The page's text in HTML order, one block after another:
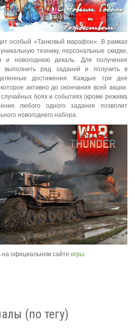
особый «Танковый марафон». В рамках
технику, персональные скидки,
и новогоднюю декаль. Для получения
выполнить ряд заданий и получить в
достижения. Каждые три дня
активно до окончания всей акции.
боях и событиях (кроме режима
любого одного задания позволит
новогоднего набора.
на официальном сайте игры
(по тегу)